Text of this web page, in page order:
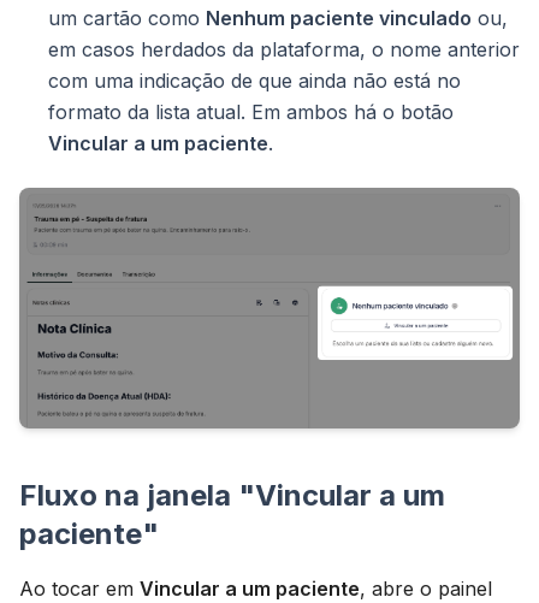
um cartão como Nenhum paciente vinculado ou,
em casos herdados da plataforma, o nome anterior
com uma indicação de que ainda não está no
formato da lista atual. Em ambos há o botão
Vincular a um paciente.
Fluxo na janela "Vincular a um
paciente"
Ao tocar em Vincular a um paciente, abre o painel